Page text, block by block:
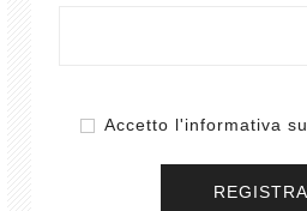
Accetto l'informativa